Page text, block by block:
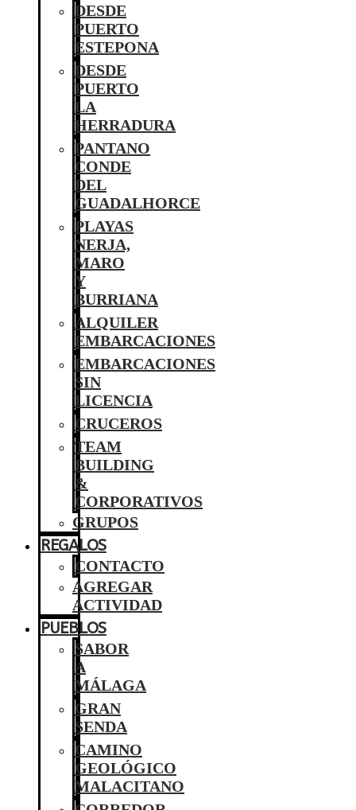
DESDE
PUERTO
ESTEPONA
DESDE
PUERTO
LA
HERRADURA
PANTANO
CONDE
DEL
GUADALHORCE
PLAYAS
NERJA,
MARO
Y
BURRIANA
ALQUILER
EMBARCACIONES
EMBARCACIONES
SIN
LICENCIA
CRUCEROS
TEAM
BUILDING
&
CORPORATIVOS
GRUPOS
REGALOS
CONTACTO
AGREGAR
ACTIVIDAD
PUEBLOS
SABOR
A
MÁLAGA
GRAN
SENDA
CAMINO
GEOLÓGICO
MALACITANO